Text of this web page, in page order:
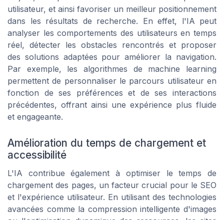
utilisateur, et ainsi favoriser un meilleur positionnement
dans les résultats de recherche. En effet, l'IA peut
analyser les comportements des utilisateurs en temps
réel, détecter les obstacles rencontrés et proposer
des solutions adaptées pour améliorer la navigation.
Par exemple, les algorithmes de machine learning
permettent de personnaliser le parcours utilisateur en
fonction de ses préférences et de ses interactions
précédentes, offrant ainsi une expérience plus fluide
et engageante.
Amélioration du temps de chargement et
accessibilité
L'IA contribue également à optimiser le temps de
chargement des pages, un facteur crucial pour le SEO
et l'expérience utilisateur. En utilisant des technologies
avancées comme la compression intelligente d'images